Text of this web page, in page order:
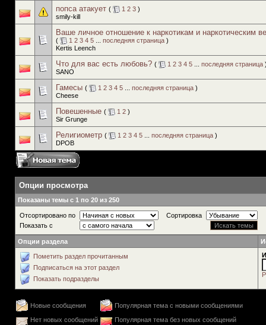
попса атакует ( 1 2 3 )
smily-kill
Ваше личное отношение к наркотикам и наркотическим
( 1 2 3 4 5 последняя страница )
Kertis Leench
Что для вас есть любовь? ( 1 2 3 4 5 последняя страница
SANO
Гамесы ( 1 2 3 4 5 последняя страница )
Cheese
Повешенные ( 1 2 )
Sir Grunge
Религиометр ( 1 2 3 4 5 последняя страница )
DPOB
Опции просмотра
Показаны темы с 1 по 20 из 250
Отсортировано по
Сортировка
Показать с
Опции раздела
Пометить раздел прочитанным
Подписаться на этот раздел
Показать подразделы
Новые сообщения
Популярная тема с новыми сообщениями
Нет новых сообщений
Популярная тема без новых сообщений